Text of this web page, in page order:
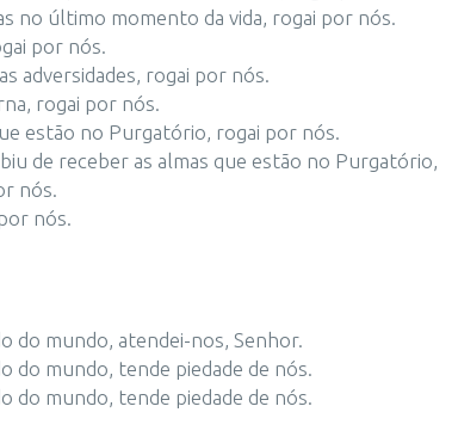
no último momento da vida, rogai por nós.
por nós.
adversidades, rogai por nós.
rogai por nós.
estão no Purgatório, rogai por nós.
de receber as almas que estão no Purgatório,
nós.
nós.
do mundo, atendei-nos, Senhor.
do mundo, tende piedade de nós.
do mundo, tende piedade de nós.